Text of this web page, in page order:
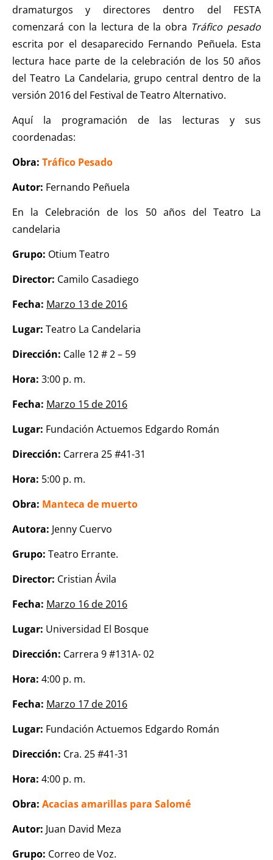
dramaturgos y directores dentro del FESTA
comenzará con la lectura de la obra Tráfico pesado
escrita por el desaparecido Fernando Peñuela. Esta
lectura hace parte de la celebración de los 50 años
del Teatro La Candelaria, grupo central dentro de la
versión 2016 del Festival de Teatro Alternativo.
Aquí la programación de las lecturas y sus
coordenadas:
Obra: Tráfico Pesado
Autor: Fernando Peñuela
En la Celebración de los 50 años del Teatro La
candelaria
Grupo: Otium Teatro
Director: Camilo Casadiego
Fecha: Marzo 13 de 2016
Lugar: Teatro La Candelaria
Dirección: Calle 12 # 2 – 59
Hora: 3:00 p. m.
Fecha: Marzo 15 de 2016
Lugar: Fundación Actuemos Edgardo Román
Dirección: Carrera 25 #41-31
Hora: 5:00 p. m.
Obra: Manteca de muerto
Autora: Jenny Cuervo
Grupo: Teatro Errante.
Director: Cristian Ávila
Fecha: Marzo 16 de 2016
Lugar: Universidad El Bosque
Dirección: Carrera 9 #131A- 02
Hora: 4:00 p. m.
Fecha: Marzo 17 de 2016
Lugar: Fundación Actuemos Edgardo Román
Dirección: Cra. 25 #41-31
Hora: 4:00 p. m.
Obra: Acacias amarillas para Salomé
Autor: Juan David Meza
Grupo: Correo de Voz.